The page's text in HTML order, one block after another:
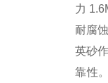
力
耐腐
英砂
靠性